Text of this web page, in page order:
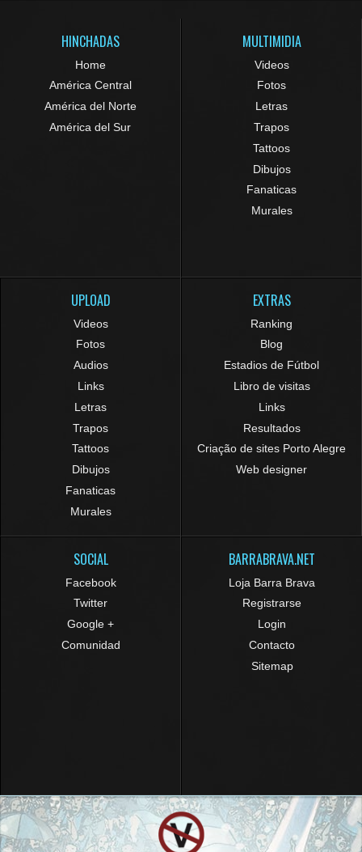
HINCHADAS
Home
América Central
América del Norte
América del Sur
MULTIMIDIA
Videos
Fotos
Letras
Trapos
Tattoos
Dibujos
Fanaticas
Murales
UPLOAD
Videos
Fotos
Audios
Links
Letras
Trapos
Tattoos
Dibujos
Fanaticas
Murales
EXTRAS
Ranking
Blog
Estadios de Fútbol
Libro de visitas
Links
Resultados
Criação de sites Porto Alegre
Web designer
SOCIAL
Facebook
Twitter
Google +
Comunidad
BARRABRAVA.NET
Loja Barra Brava
Registrarse
Login
Contacto
Sitemap